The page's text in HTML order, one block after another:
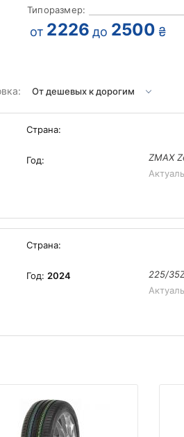
Типоразмер:
от 2226 до 2500 ₴
Страна:
Год:
ZMAX
Страна:
Год: 2024
225/